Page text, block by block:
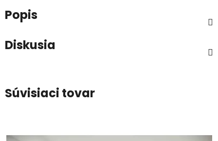
Popis
Diskusia
Súvisiaci tovar